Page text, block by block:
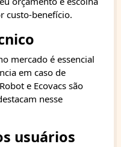
custo-benefício.
mercado é essencial
em caso de
e Ecovacs são
nesse
usuários